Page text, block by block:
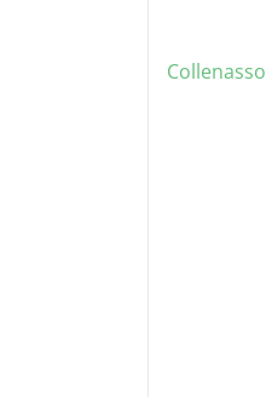
Collenasso